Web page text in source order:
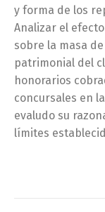
y forma de los
Analizar el
sobre la masa
patrimonial del
honorarios
concursales en
evaludo su
límites